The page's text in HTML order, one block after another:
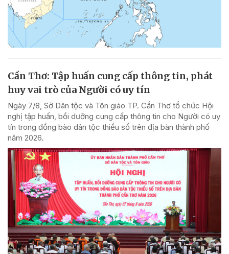
Cần Thơ: Tập huấn cung cấp thông tin, phát
huy vai trò của Người có uy tín
Ngày 7/8, Sở Dân tộc và Tôn giáo TP. Cần Thơ tổ chức Hội
nghị tập huấn, bồi dưỡng cung cấp thông tin cho Người có uy
tín trong đồng bào dân tộc thiểu số trên địa bàn thành phố
năm 2026.